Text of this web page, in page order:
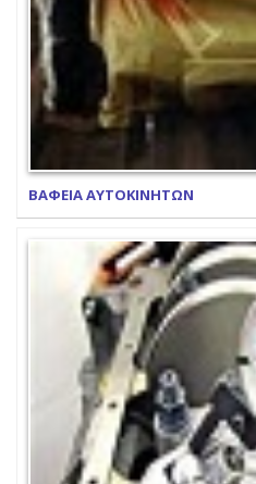
ΒΑΦΕΙΑ ΑΥΤΟΚΙΝΗΤΩΝ